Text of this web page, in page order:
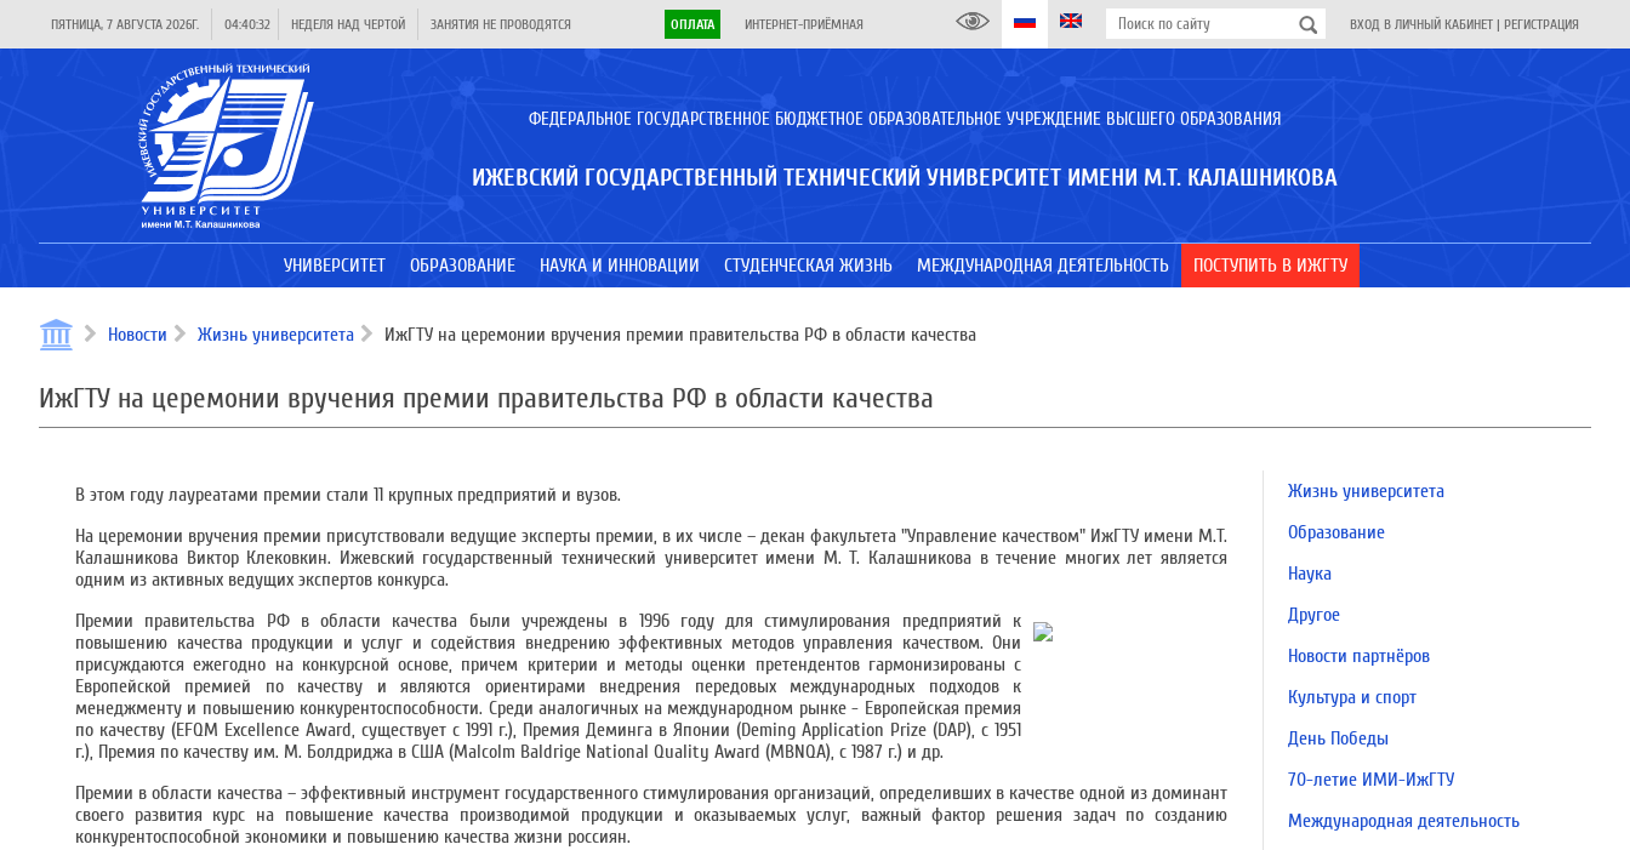
ПЯТНИЦА, 7 АВГУСТА 2026Г. 04:40:32 НЕДЕЛЯ НАД ЧЕРТОЙ ЗАНЯТИЯ НЕ ПРОВОДЯТСЯ ОПЛАТА ИНТЕРНЕТ-ПРИЁМНАЯ ВХОД В ЛИЧНЫЙ КАБИНЕТ | РЕГИСТРАЦИЯ
ФЕДЕРАЛЬНОЕ ГОСУДАРСТВЕННОЕ БЮДЖЕТНОЕ ОБРАЗОВАТЕЛЬНОЕ УЧРЕЖДЕНИЕ ВЫСШЕГО ОБРАЗОВАНИЯ
ИЖЕВСКИЙ ГОСУДАРСТВЕННЫЙ ТЕХНИЧЕСКИЙ УНИВЕРСИТЕТ ИМЕНИ М.Т. КАЛАШНИКОВА
УНИВЕРСИТЕТ ОБРАЗОВАНИЕ НАУКА И ИННОВАЦИИ СТУДЕНЧЕСКАЯ ЖИЗНЬ МЕЖДУНАРОДНАЯ ДЕЯТЕЛЬНОСТЬ ПОСТУПИТЬ В ИЖГТУ
Новости Жизнь университета ИжГТУ на церемонии вручения премии правительства РФ в области качества
ИжГТУ на церемонии вручения премии правительства РФ в области качества
В этом году лауреатами премии стали 11 крупных предприятий и вузов.
На церемонии вручения премии присутствовали ведущие эксперты премии, в их числе – декан факультета "Управление качеством" ИжГТУ имени М.Т.
Калашникова Виктор Клековкин. Ижевский государственный технический университет имени М. Т. Калашникова в течение многих лет является
одним из активных ведущих экспертов конкурса.
Премии правительства РФ в области качества были учреждены в 1996 году для стимулирования предприятий к
повышению качества продукции и услуг и содействия внедрению эффективных методов управления качеством. Они
присуждаются ежегодно на конкурсной основе, причем критерии и методы оценки претендентов гармонизированы с
Европейской премией по качеству и являются ориентирами внедрения передовых международных подходов к
менеджменту и повышению конкурентоспособности. Среди аналогичных на международном рынке - Европейская премия
по качеству (EFQM Excellence Award, существует с 1991 г.), Премия Деминга в Японии (Deming Application Prize (DAP), с 1951
г.), Премия по качеству им. М. Болдриджа в США (Malcolm Baldrige National Quality Award (MBNQA), с 1987 г.) и др.
Премии в области качества – эффективный инструмент государственного стимулирования организаций, определивших в качестве одной из доминант
своего развития курс на повышение качества производимой продукции и оказываемых услуг, важный фактор решения задач по созданию
конкурентоспособной экономики и повышению качества жизни россиян.
Жизнь университета
Образование
Наука
Другое
Новости партнёров
Культура и спорт
День Победы
70-летие ИМИ-ИжГТУ
Международная деятельность